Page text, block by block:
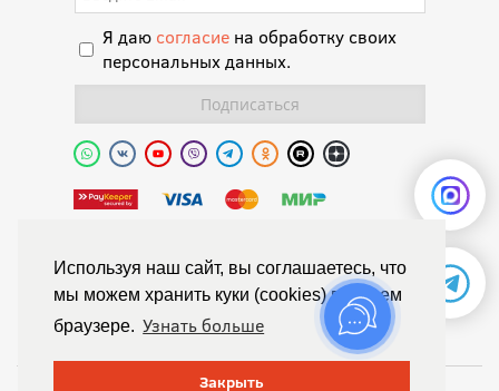
Используя наш сайт, вы соглашаетесь, что
мы можем хранить куки (cookies) в вашем
браузере. Узнать больше
Закрыть
Я даю согласиена обработку своих
персональных данных.
Полиуретановая долина.
© Химтраст,
Политика конфиденциальности
Положение об обработке персональных данных